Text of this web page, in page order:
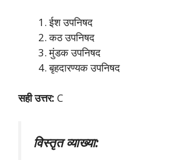
ईश उपनिषद
कठ उपनिषद
मुंडक उपनिषद
बृहदारण्यक उपनिषद
सही उत्तर: C
विस्तृत व्याख्या: